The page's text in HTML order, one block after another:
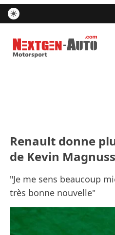
Nextgen-Auto.com
Renault donne
de Kevin
"Je me sens beaucoup
très bonne nouvelle"